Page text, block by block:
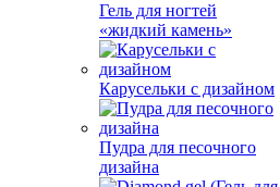
Гель для ногтей
«жидкий камень»
Карусельки с дизайном
Пудра для песочного
дизайна